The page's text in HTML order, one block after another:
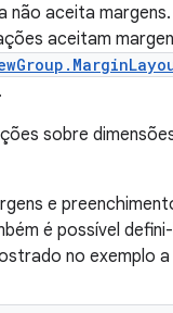
não aceita
aceitam
sobre
e
é possível
no exemplo a